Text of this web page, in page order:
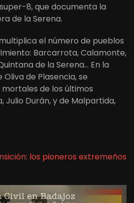
8, que documenta la
de la Serena.
el número de pueblos
Barcarrota, Calamonte,
de la Serena… En la
de Plasencia, se
de los últimos
Julio Durán, y de Malpartida,
los pioneros extremeños